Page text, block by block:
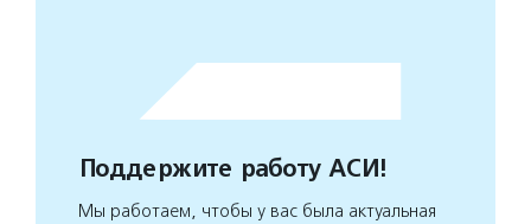
Поддержите работу АСИ!
Мы работаем, чтобы у вас была актуальная